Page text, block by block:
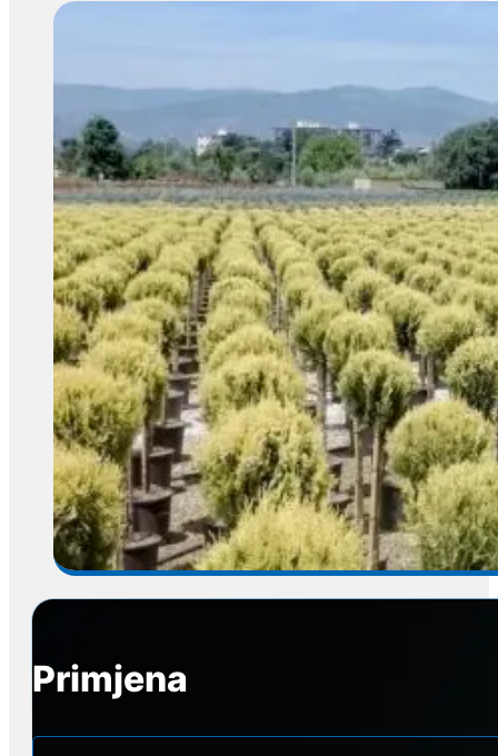
Primjena